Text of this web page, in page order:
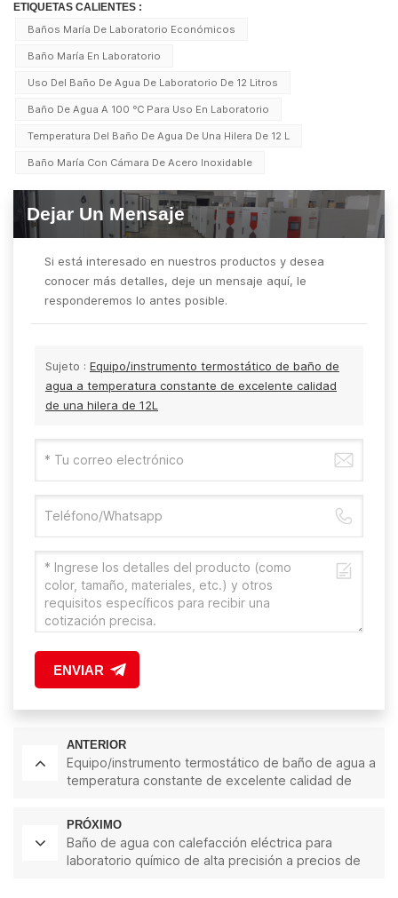
ETIQUETAS CALIENTES :
Baños María De Laboratorio Económicos
Baño María En Laboratorio
Uso Del Baño De Agua De Laboratorio De 12 Litros
Baño De Agua A 100 ℃ Para Uso En Laboratorio
Temperatura Del Baño De Agua De Una Hilera De 12 L
Baño María Con Cámara De Acero Inoxidable
Dejar Un Mensaje
Si está interesado en nuestros productos y desea
conocer más detalles, deje un mensaje aquí, le
responderemos lo antes posible.
Sujeto : Equipo/instrumento termostático de baño de
agua a temperatura constante de excelente calidad
de una hilera de 12L
ENVIAR
ANTERIOR
Equipo/instrumento termostático de baño de agua a
temperatura constante de excelente calidad de
PRÓXIMO
Baño de agua con calefacción eléctrica para
laboratorio químico de alta precisión a precios de